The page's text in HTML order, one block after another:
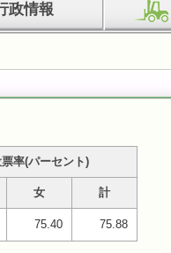
政情報
率(パーセント)
女 計
75.40 75.88